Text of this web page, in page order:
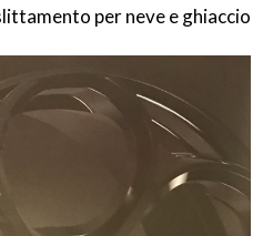
per neve e ghiaccio